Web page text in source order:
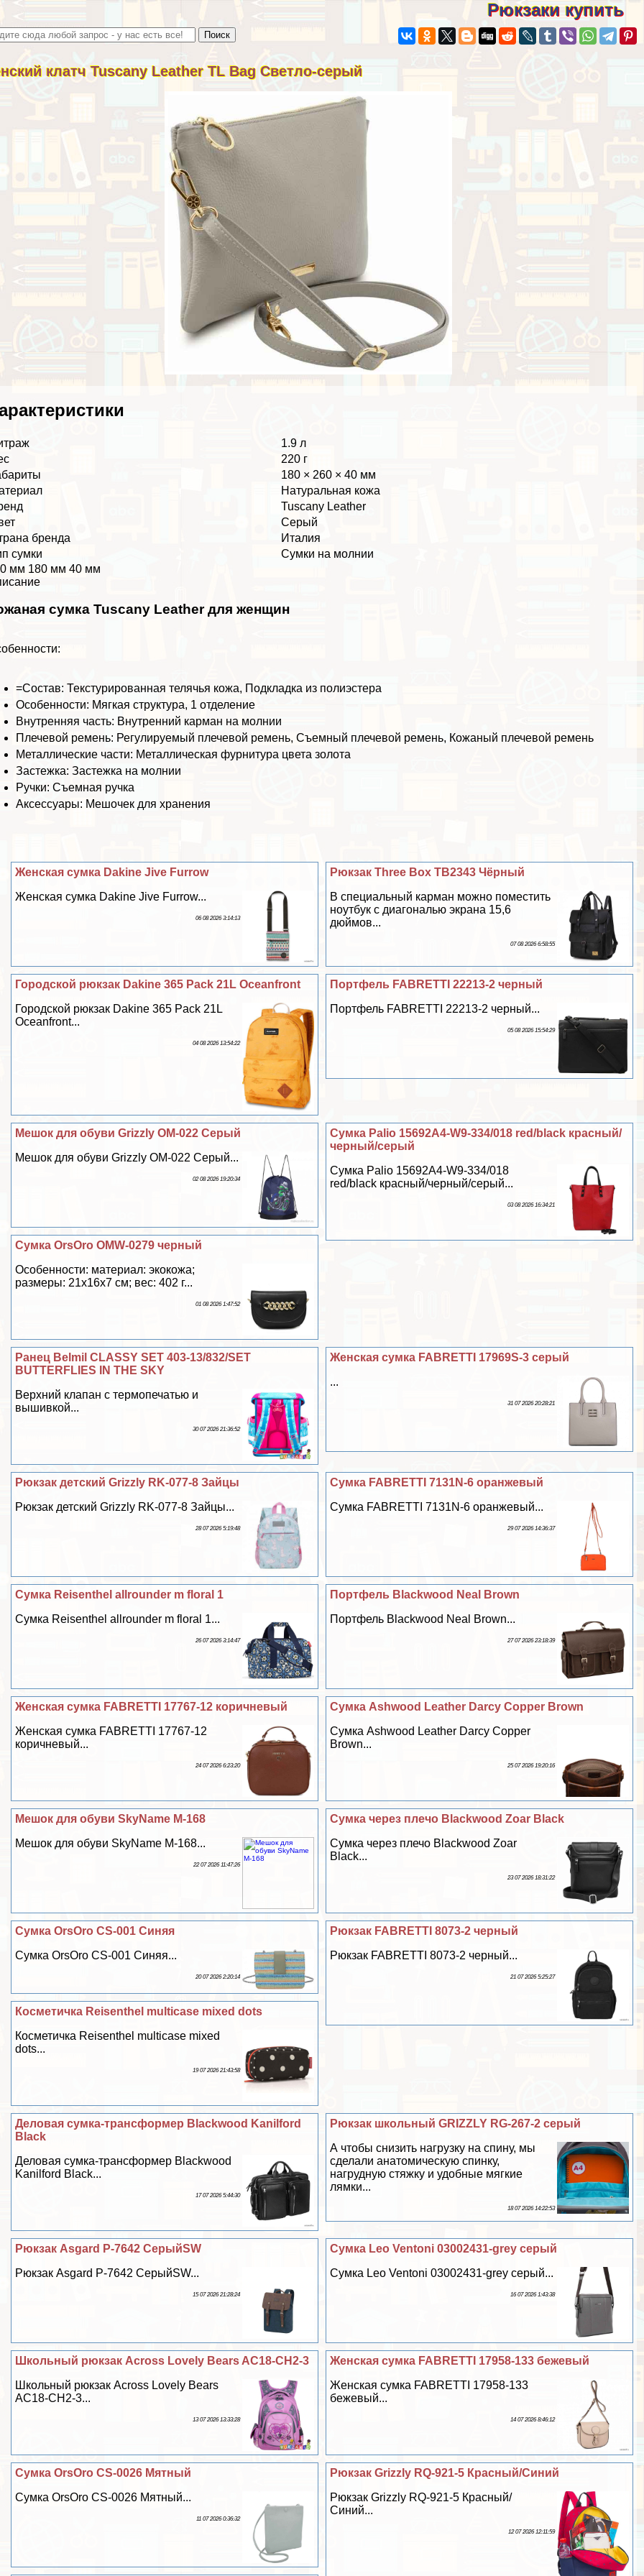
Рюкзаки купить
клатч Tuscany Leather TL Bag Светло-серый
1.9 л
220 г
180 × 260 × 40 мм
Натуральная кожа
Tuscany Leather
Серый
бренда
Италия
сумки
Сумки на молнии
мм 180 мм 40 мм
сумка Tuscany Leather для женщин
=Состав: Текстурированная телячья кожа, Подкладка из полиэстера
Особенности: Мягкая структура, 1 отделение
Внутренняя часть: Внутренний карман на молнии
Плечевой ремень: Регулируемый плечевой ремень, Съемный плечевой ремень, Кожаный плечевой ремень
Металлические части: Металлическая фурнитура цвета золота
Застежка: Застежка на молнии
Ручки: Съемная ручка
Аксессуары: Мешочек для хранения
Рюкзак Three Box TB2343 Чёрный
В специальный карман можно поместить
ноутбук с диагональю экрана 15,6
дюймов...
07 08 2026 6:58:55
Женская сумка Dakine Jive Furrow
Женская сумка Dakine Jive Furrow...
06 08 2026 3:14:13
Портфель FABRETTI 22213-2 черный
Портфель FABRETTI 22213-2 черный...
05 08 2026 15:54:29
Городской рюкзак Dakine 365 Pack 21L Oceanfront
Городской рюкзак Dakine 365 Pack 21L
Oceanfront...
04 08 2026 13:54:22
Сумка Palio 15692A4-W9-334/018 red/black красный/
черный/серый
Сумка Palio 15692A4-W9-334/018
red/black красный/черный/серый...
03 08 2026 16:34:21
Мешок для обуви Grizzly OM-022 Серый
Мешок для обуви Grizzly OM-022 Серый...
02 08 2026 19:20:34
Сумка OrsOro OMW-0279 черный
Особенности: материал: экокожа;
размеры: 21х16х7 см; вес: 402 г...
01 08 2026 1:47:52
Женская сумка FABRETTI 17969S-3 серый
...
31 07 2026 20:28:21
Ранец Belmil CLASSY SET 403-13/832/SET
BUTTERFLIES IN THE SKY
Верхний клапан с термопечатью и
вышивкой...
30 07 2026 21:36:52
Сумка FABRETTI 7131N-6 оранжевый
Сумка FABRETTI 7131N-6 оранжевый...
29 07 2026 14:36:37
Рюкзак детский Grizzly RK-077-8 Зайцы
Рюкзак детский Grizzly RK-077-8 Зайцы...
28 07 2026 5:19:48
Портфель Blackwood Neal Brown
Портфель Blackwood Neal Brown...
27 07 2026 23:18:39
Сумка Reisenthel allrounder m floral 1
Сумка Reisenthel allrounder m floral 1...
26 07 2026 3:14:47
Сумка Ashwood Leather Darcy Copper Brown
Сумка Ashwood Leather Darcy Copper
Brown...
25 07 2026 19:20:16
Женская сумка FABRETTI 17767-12 коричневый
Женская сумка FABRETTI 17767-12
коричневый...
24 07 2026 6:23:20
Сумка через плечо Blackwood Zoar Black
Сумка через плечо Blackwood Zoar
Black...
23 07 2026 18:31:22
Мешок для обуви SkyName M-168
Мешок для обуви SkyName M-168...
22 07 2026 11:47:26
Рюкзак FABRETTI 8073-2 черный
Рюкзак FABRETTI 8073-2 черный...
21 07 2026 5:25:27
Сумка OrsOro CS-001 Синяя
Сумка OrsOro CS-001 Синяя...
20 07 2026 2:20:14
Косметичка Reisenthel multicase mixed dots
Косметичка Reisenthel multicase mixed
dots...
19 07 2026 21:43:58
Рюкзак школьный GRIZZLY RG-267-2 серый
А чтобы снизить нагрузку на спину, мы
сделали анатомическую спинку,
нагрудную стяжку и удобные мягкие
лямки...
18 07 2026 14:22:53
Деловая сумка-трaнcформер Blackwood Kanilford
Black
Деловая сумка-трaнcформер Blackwood
Kanilford Black...
17 07 2026 5:44:30
Сумка Leo Ventoni 03002431-grey серый
Сумка Leo Ventoni 03002431-grey серый...
16 07 2026 1:43:38
Рюкзак Asgard Р-7642 СерыйSW
Рюкзак Asgard Р-7642 СерыйSW...
15 07 2026 21:28:24
Женская сумка FABRETTI 17958-133 бежевый
Женская сумка FABRETTI 17958-133
бежевый...
14 07 2026 8:46:12
Школьный рюкзак Across Lovely Bears AC18-CH2-3
Школьный рюкзак Across Lovely Bears
AC18-CH2-3...
13 07 2026 13:33:28
Рюкзак Grizzly RQ-921-5 Красный/Синий
Рюкзак Grizzly RQ-921-5 Красный/
Синий...
12 07 2026 12:11:59
Сумка OrsOro CS-0026 Мятный
Сумка OrsOro CS-0026 Мятный...
11 07 2026 0:36:32